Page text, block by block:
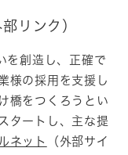
部リンク）
を創造し、正確で
様の採用を支援し
橋をつくろうとい
タートし、主な提
ネット
（外部サイ